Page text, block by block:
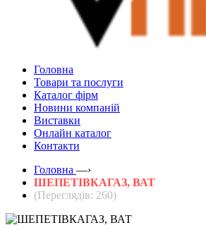
Головна
Товари та послуги
Каталог фірм
Новини компаній
Виставки
Онлайн каталог
Контакти
Головна —›
ШЕПЕТІВКАГАЗ, ВАТ
(Переглядів: 260)